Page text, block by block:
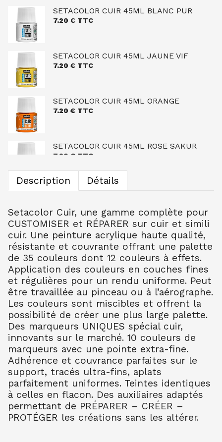
SETACOLOR CUIR 45ML BLANC PUR
7.20 € TTC
SETACOLOR CUIR 45ML JAUNE VIF
7.20 € TTC
SETACOLOR CUIR 45ML ORANGE
7.20 € TTC
SETACOLOR CUIR 45ML ROSE SAKUR
7.20 € TTC
SETACOLOR CUIR 45ML ROSE CANDY
SETACOLOR CUIR 45ML BLEU GLACE
7.20 € TTC
SETACOLOR CUIR 45ML BLEU OCEAN
7.20€ TTC
SETACOLOR CUIR 45ML BLEU ULTRA
7.20€ TTC
SETACOLOR CUIR 45ML BLEU TURQU
SETACOLOR CUIR 45ML VERT SAUGE
7.20€ TTC
SETACOLOR CUIR 45ML VERT KAKI
7.20€ TTC
SETACOLOR CUIR 45ML BRUN EXPRE
Description Détails
Setacolor Cuir, une gamme complète pour
CUSTOMISER et RÉPARER sur cuir et simili
cuir. Une peinture acrylique haute qualité,
résistante et couvrante offrant une palette
de 35 couleurs dont 12 couleurs à effets.
Application des couleurs en couches fines
et régulières pour un rendu uniforme. Peut
être travaillée au pinceau ou à l’aérographe.
Les couleurs sont miscibles et offrent la
possibilité de créer une plus large palette.
Des marqueurs UNIQUES spécial cuir,
innovants sur le marché. 10 couleurs de
marqueurs avec une pointe extra-fine.
Adhérence et couvrance parfaites sur le
support, tracés ultra-fins, aplats
parfaitement uniformes. Teintes identiques
à celles en flacon. Des auxiliaires adaptés
permettant de PRÉPARER – CRÉER –
PROTÉGER les créations sans les altérer.